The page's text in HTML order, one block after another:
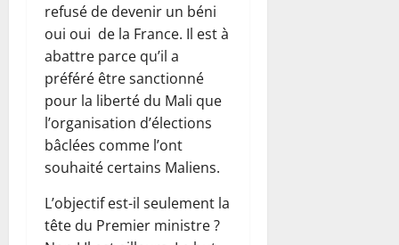
refusé de devenir un béni
oui oui de la France. Il est à
abattre parce qu’il a
préféré être sanctionné
pour la liberté du Mali que
l’organisation d’élections
bâclées comme l’ont
souhaité certains Maliens.
L’objectif est-il seulement la
tête du Premier ministre ?